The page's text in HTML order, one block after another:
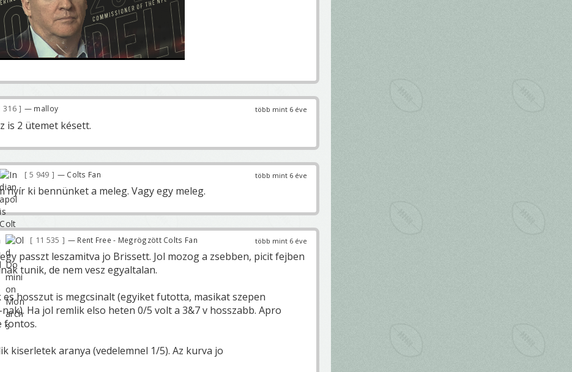
több mint 6 éve
316 — malloy
is 2 ütemet késett.
több mint 6 éve
5 949 — Colts Fan
nyír ki bennünket a meleg. Vagy egy meleg.
több mint 6 éve
11 535 — Rent Free - Megrögzött Colts Fan
passzt leszamitva jo Brissett. Jol mozog a zsebben, picit fejben
tunik, de nem vesz egyaltalan.
es hosszut is megcsinalt (egyiket futotta, masikat szepen
Ha jol remlik elso heten 0/5 volt a 3&7 v hosszabb. Apro
fontos.
kiserletek aranya (vedelemnel 1/5). Az kurva jo